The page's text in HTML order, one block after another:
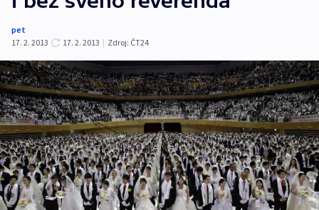
pet
17. 2. 2013
17. 2. 2013 | Zdroj: ČT24